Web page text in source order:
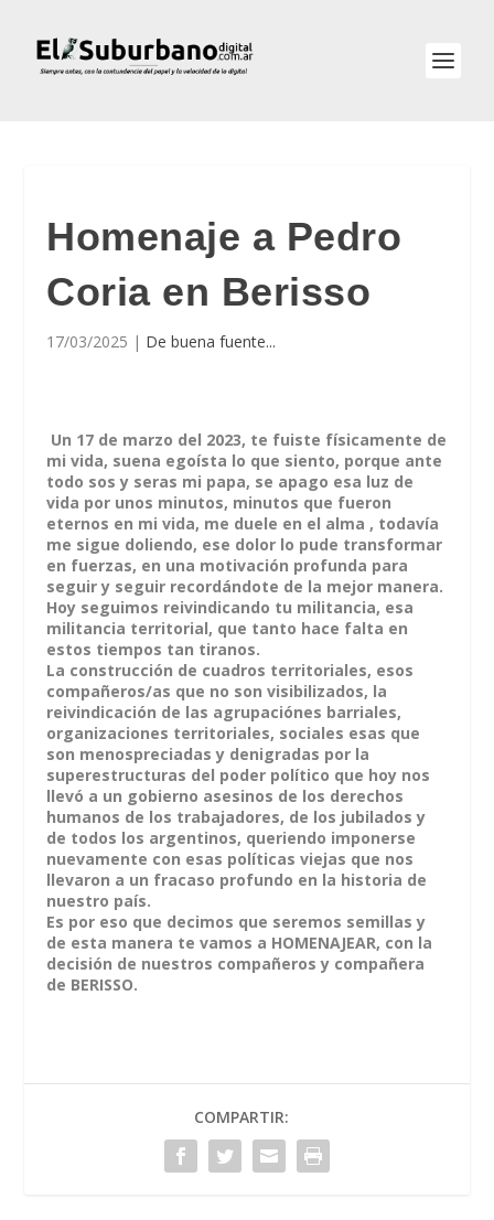
Homenaje a Pedro
Coria en Berisso
17/03/2025 | De buena fuente...
Un 17 de marzo del 2023, te fuiste físicamente de
mi vida, suena egoísta lo que siento, porque ante
todo sos y seras mi papa, se apago esa luz de
vida por unos minutos, minutos que fueron
eternos en mi vida, me duele en el alma , todavía
me sigue doliendo, ese dolor lo pude transformar
en fuerzas, en una motivación profunda para
seguir y seguir recordándote de la mejor manera.
Hoy seguimos reivindicando tu militancia, esa
militancia territorial, que tanto hace falta en
estos tiempos tan tiranos.
La construcción de cuadros territoriales, esos
compañeros/as que no son visibilizados, la
reivindicación de las agrupaciónes barriales,
organizaciones territoriales, sociales esas que
son menospreciadas y denigradas por la
superestructuras del poder político que hoy nos
llevó a un gobierno asesinos de los derechos
humanos de los trabajadores, de los jubilados y
de todos los argentinos, queriendo imponerse
nuevamente con esas políticas viejas que nos
llevaron a un fracaso profundo en la historia de
nuestro país.
Es por eso que decimos que seremos semillas y
de esta manera te vamos a HOMENAJEAR, con la
decisión de nuestros compañeros y compañera
de BERISSO.
COMPARTIR: